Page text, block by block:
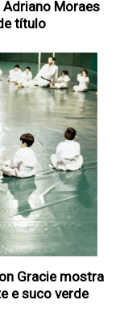
Moraes
título
Gracie mostra
e suco verde